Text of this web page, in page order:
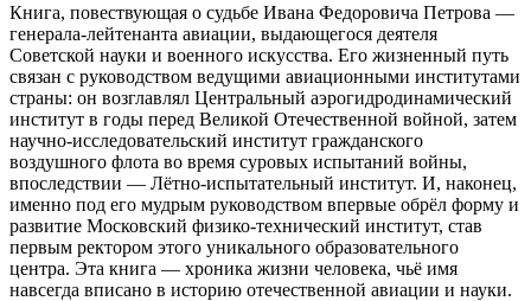
Книга, повествующая о судьбе Ивана Федоровича Петрова —
генерала-лейтенанта авиации, выдающегося деятеля
Советской науки и военного искусства. Его жизненный путь
связан с руководством ведущими авиационными институтами
страны: он возглавлял Центральный аэрогидродинамический
институт в годы перед Великой Отечественной войной, затем
научно-исследовательский институт гражданского
воздушного флота во время суровых испытаний войны,
впоследствии — Лётно-испытательный институт. И, наконец,
именно под его мудрым руководством впервые обрёл форму и
развитие Московский физико-технический институт, став
первым ректором этого уникального образовательного
центра. Эта книга — хроника жизни человека, чьё имя
навсегда вписано в историю отечественной авиации и науки.